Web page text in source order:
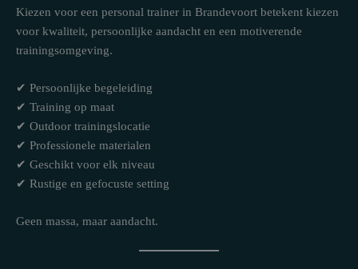
Kiezen voor een personal trainer in Brandevoort betekent kiezen
voor kwaliteit, persoonlijke aandacht en een motiverende
trainingsomgeving.
✔ Persoonlijke begeleiding
✔ Training op maat
✔ Outdoor trainingslocatie
✔ Professionele materialen
✔ Geschikt voor elk niveau
✔ Rustige en gefocuste setting
Geen massa, maar aandacht.